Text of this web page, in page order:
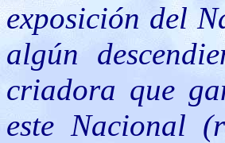
exposición del
algún
criadora que
este Nacional